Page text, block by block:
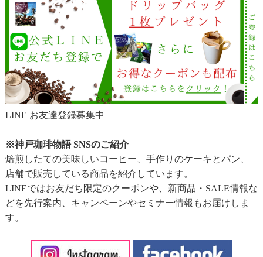
LINE お友達登録募集中
※神戸珈琲物語 SNSのご紹介
焙煎したての美味しいコーヒー、手作りのケーキとパン、
店舗で販売している商品を紹介しています。
LINEではお友だち限定のクーポンや、新商品・SALE情報な
どを先行案内、キャンペーンやセミナー情報もお届けしま
す。